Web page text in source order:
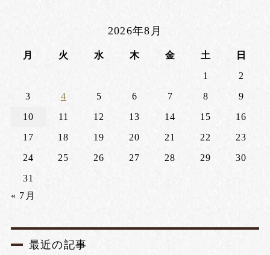
2026年8月
月 火 水 木 金 土
日
1
2
3
4 5 6 7 8
9
10
11 12 13 14 15
16
17
18 19 20 21 22
23
24
25 26 27 28 29
30
31
« 7月
最近の記事